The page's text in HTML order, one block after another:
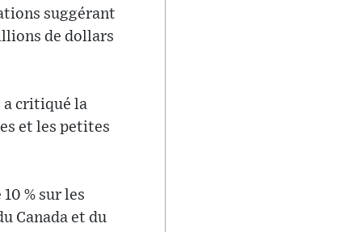
suggérant
de dollars
a critiqué la
et les petites
% sur les
Canada et du